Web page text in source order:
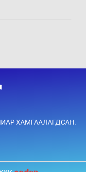
ын ТЭЗҮ-ийг
ХАМГААЛАГДСАН.